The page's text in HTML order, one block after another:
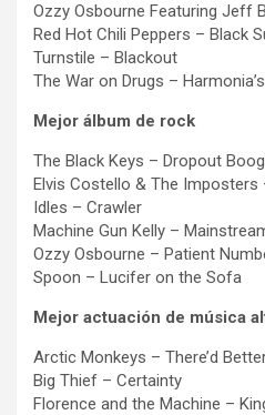
Ozzy Osbourne Featuring Jeff
Red Hot Chili Peppers – Black
Turnstile – Blackout
The War on Drugs –
Mejor álbum de rock
The Black Keys – Dropout
Elvis Costello & The Imposters
Idles – Crawler
Machine Gun Kelly –
Ozzy Osbourne – Patient
Spoon – Lucifer on the Sofa
Mejor actuación de música
Arctic Monkeys – There’d
Big Thief – Certainty
Florence and the Machine –